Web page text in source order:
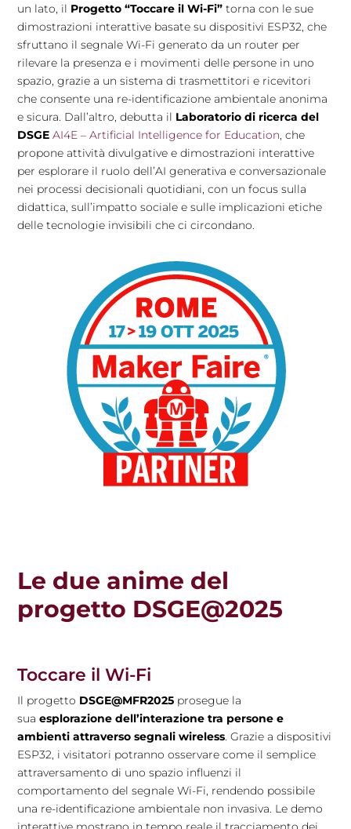
un lato, il Progetto “Toccare il Wi-Fi” torna con le sue
dimostrazioni interattive basate su dispositivi ESP32, che
sfruttano il segnale Wi-Fi generato da un router per
rilevare la presenza e i movimenti delle persone in uno
spazio, grazie a un sistema di trasmettitori e ricevitori
che consente una re-identificazione ambientale anonima
e sicura. Dall’altro, debutta il Laboratorio di ricerca del
DSGE AI4E – Artificial Intelligence for Education, che
propone attività divulgative e dimostrazioni interattive
per esplorare il ruolo dell’AI generativa e conversazionale
nei processi decisionali quotidiani, con un focus sulla
didattica, sull’impatto sociale e sulle implicazioni etiche
delle tecnologie invisibili che ci circondano.
Le due anime del
progetto DSGE@2025
Toccare il Wi-Fi
Il progetto DSGE@MFR2025 prosegue la
sua esplorazione dell’interazione tra persone e
ambienti attraverso segnali wireless. Grazie a dispositivi
ESP32, i visitatori potranno osservare come il semplice
attraversamento di uno spazio influenzi il
comportamento del segnale Wi-Fi, rendendo possibile
una re-identificazione ambientale non invasiva. Le demo